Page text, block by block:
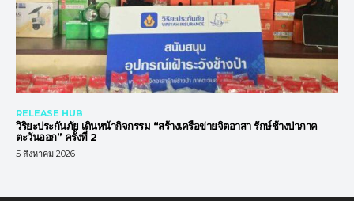
RELEASE HUB
วิริยะประกันภัย เดินหน้ากิจกรรม “สร้างเครือข่ายจิตอาสา รักษ์ช้างป่าภาค
ตะวันออก” ครั้งที่ 2
5 สิงหาคม 2026